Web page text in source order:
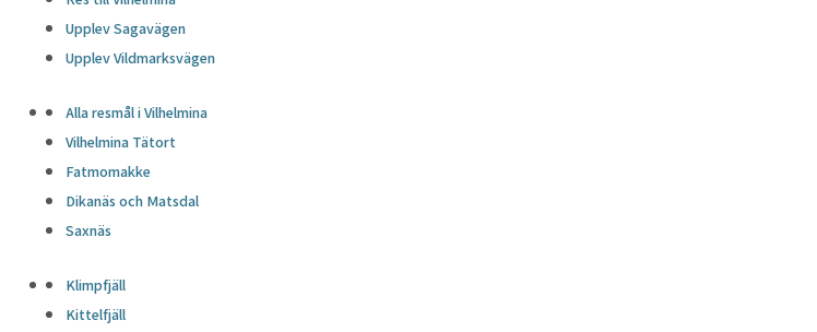
Upplev Sagavägen
Upplev Vildmarksvägen
Alla resmål i Vilhelmina
Vilhelmina Tätort
Fatmomakke
Dikanäs och Matsdal
Saxnäs
Klimpfjäll
Kittelfjäll